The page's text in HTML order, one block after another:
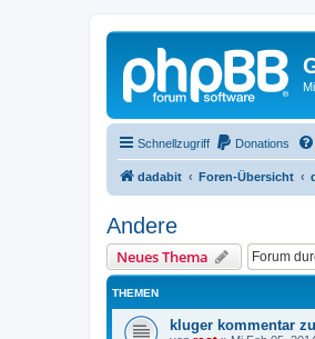
Schnellzugriff Donations
dadabit Foren-Übersicht
Andere
Neues Thema
THEMEN
kluger kommentar